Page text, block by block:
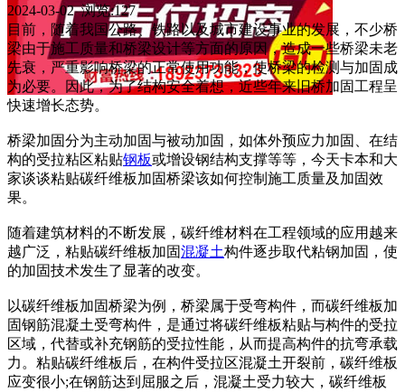
2024-03-02 浏览:127
目前，随着我国公路、铁路以及城市建设事业的发展，不少桥
梁由于施工质量和桥梁设计等方面的原因，造成一些桥梁未老
先衰，严重影响桥梁的正常使用功能，使桥梁的检测与加固成
为必要。因此，为了结构安全着想，近些年来旧桥加固工程呈
快速增长态势。
桥梁加固分为主动加固与被动加固，如体外预应力加固、在结
构的受拉粘区粘贴钢板或增设钢结构支撑等等，今天卡本和大
家谈谈粘贴碳纤维板加固桥梁该如何控制施工质量及加固效
果。
随着建筑材料的不断发展，碳纤维材料在工程领域的应用越来
越广泛，粘贴碳纤维板加固混凝土构件逐步取代粘钢加固，使
的加固技术发生了显著的改变。
以碳纤维板加固桥梁为例，桥梁属于受弯构件，而碳纤维板加
固钢筋混凝土受弯构件，是通过将碳纤维板粘贴与构件的受拉
区域，代替或补充钢筋的受拉性能，从而提高构件的抗弯承载
力。粘贴碳纤维板后，在构件受拉区混凝土开裂前，碳纤维板
应变很小;在钢筋达到屈服之后，混凝土受力较大，碳纤维板